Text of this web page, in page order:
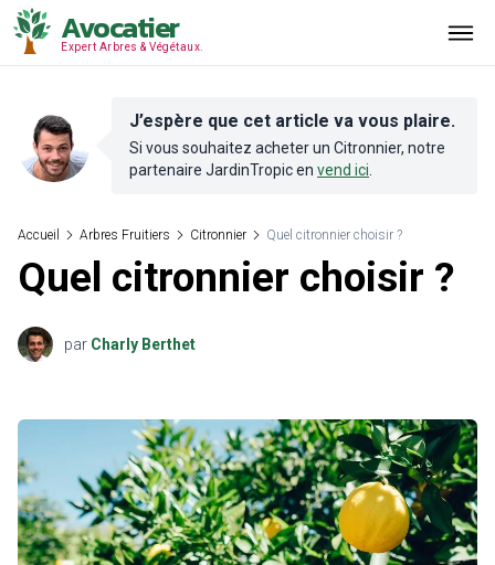
Avocatier
Expert Arbres & Végétaux.
J’espère que cet article va vous plaire.
Si vous souhaitez acheter un Citronnier, notre
partenaire JardinTropicen vend ici
Accueil Arbres Fruitiers Citronnier Quel citronnier choisir ?
Quel citronnier choisir ?
par Charly Berthet